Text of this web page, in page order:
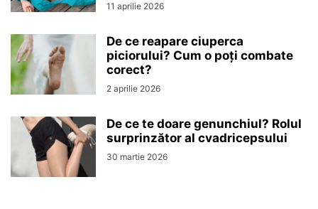
11 aprilie 2026
De ce reapare ciuperca
piciorului? Cum o poți combate
corect?
2 aprilie 2026
De ce te doare genunchiul? Rolul
surprinzător al cvadricepsului
30 martie 2026